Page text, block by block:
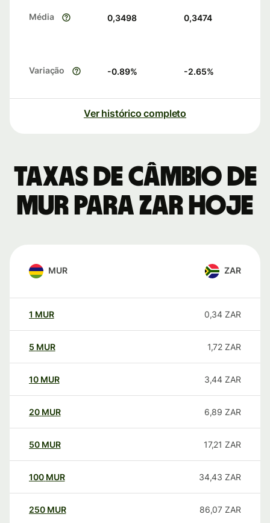
Média 0,3498 0,3474
Variação -0.89% -2.65%
Ver histórico completo
Taxas de câmbio de
MUR para ZAR hoje
MUR ZAR
1 MUR 0,34 ZAR
5 MUR 1,72 ZAR
10 MUR 3,44 ZAR
20 MUR 6,89 ZAR
50 MUR 17,21 ZAR
100 MUR 34,43 ZAR
250 MUR 86,07 ZAR